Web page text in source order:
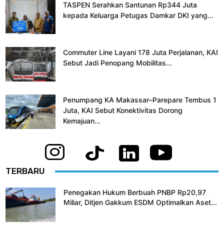
TASPEN Serahkan Santunan Rp344 Juta
kepada Keluarga Petugas Damkar DKI yang...
Commuter Line Layani 178 Juta Perjalanan, KAI
Sebut Jadi Penopang Mobilitas...
Penumpang KA Makassar–Parepare Tembus 1
Juta, KAI Sebut Konektivitas Dorong
Kemajuan...
TERBARU
Penegakan Hukum Berbuah PNBP Rp20,97
Miliar, Ditjen Gakkum ESDM Optimalkan Aset...